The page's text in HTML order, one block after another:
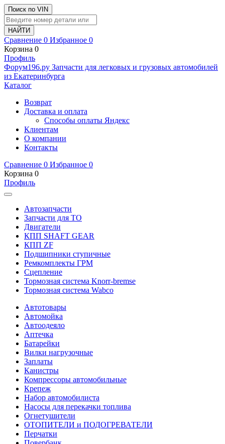
Поиск по VIN
Сравнение 0 Избранное 0
Корзина 0
Профиль
Фoрум196.ру Запчасти для легковых и грузовых автомобилей
из Екатеринбурга
Каталог
Возврат
Доставка и оплата
Способы оплаты Яндекс
Клиентам
О компании
Контакты
Сравнение 0 Избранное 0
Корзина 0
Профиль
Автозапчасти
Запчасти для ТО
Двигатели
КПП SHAFT GEAR
КПП ZF
Подшипники ступичные
Ремкомплекты ГРМ
Сцепление
Тормозная система Knorr-bremse
Тормозная система Wabco
Автотовары
Автомойка
Автоодеяло
Аптечка
Батарейки
Вилки нагрузочные
Заплаты
Канистры
Компрессоры автомобильные
Крепеж
Набор автомобилиста
Насосы для перекачки топлива
Огнетушители
ОТОПИТЕЛИ и ПОДОГРЕВАТЕЛИ
Перчатки